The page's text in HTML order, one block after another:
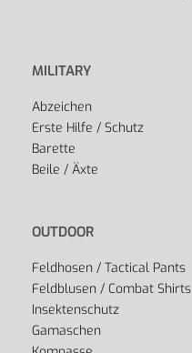
MILITARY
Abzeichen
Erste Hilfe / Schutz
Barette
Beile / Äxte
OUTDOOR
Feldhosen / Tactical Pants
Feldblusen / Combat Shirts
Insektenschutz
Gamaschen